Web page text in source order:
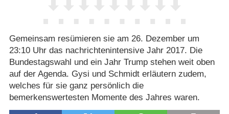
Gemeinsam resümieren sie am 26. Dezember um
23:10 Uhr das nachrichtenintensive Jahr 2017. Die
Bundestagswahl und ein Jahr Trump stehen weit oben
auf der Agenda. Gysi und Schmidt erläutern zudem,
welches für sie ganz persönlich die
bemerkenswertesten Momente des Jahres waren.